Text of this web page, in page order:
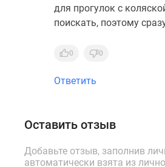
для прогулок с
поискать, поэтому
0 0
Ответить
Оставить отзыв
Добавьте отзыв, заполнив
автоматически взята из